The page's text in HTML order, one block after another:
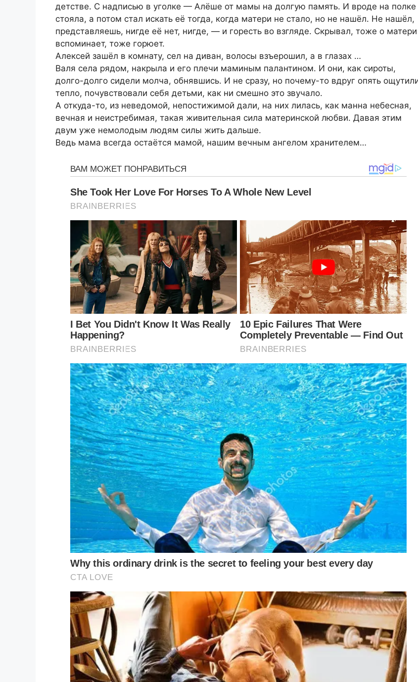
детстве. С надписью в уголке — Алёше от мамы на долгую память. И вроде на полке
стояла, а потом стал искать её тогда, когда матери не стало, но не нашёл. Не нашёл,
представляешь, нигде её нет, нигде, — и горесть во взгляде. Скрывал, тоже о матери
вспоминает, тоже горюет.
Алексей зашёл в комнату, сел на диван, волосы взъерошил, а в глазах …
Валя села рядом, накрыла и его плечи маминым палантином. И они, как сироты,
долго-долго сидели молча, обнявшись. И не сразу, но почему-то вдруг опять
тепло, почувствовали себя детьми, как ни смешно это звучало.
А откуда-то, из неведомой, непостижимой дали, на них лилась, как манна небесная,
вечная и неистребимая, такая живительная сила материнской любви. Давая этим
двум уже немолодым людям силы жить дальше.
Ведь мама всегда остаётся мамой, нашим вечным ангелом хранителем…